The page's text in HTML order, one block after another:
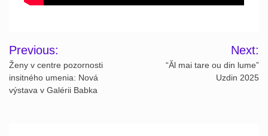
Post
navigation
Previous:
Ženy v centre pozornosti
insitného umenia: Nová
výstava v Galérii Babka
Next:
“Ăl mai tare ou din lume”
Uzdin 2025